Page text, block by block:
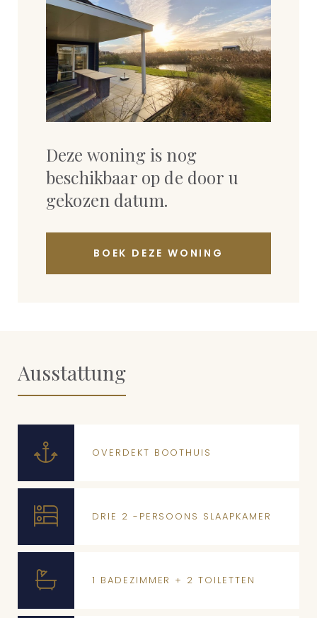
Deze woning is nog
beschikbaar op de door u
gekozen datum.
BOEK DEZE WONING
Ausstattung
OVERDEKT BOOTHUIS
DRIE 2 -PERSOONS SLAAPKAMER
1 BADEZIMMER + 2 TOILETTEN